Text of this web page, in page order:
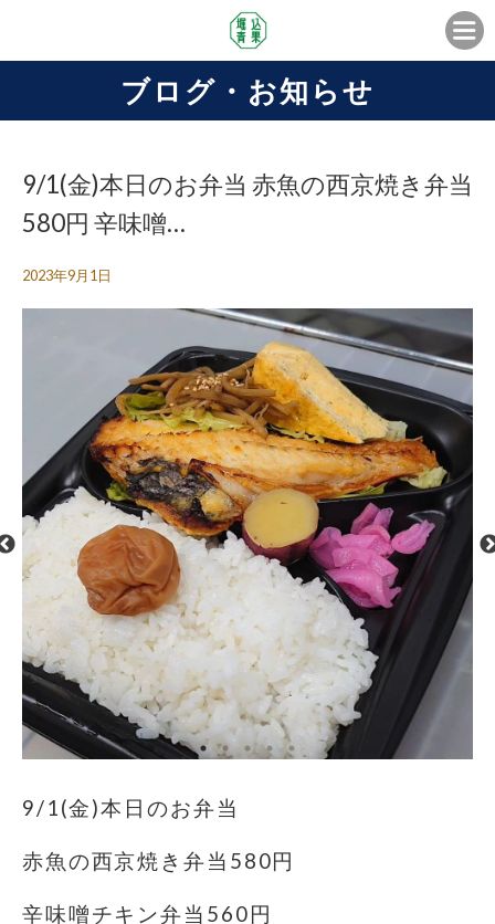
ブログ・お知らせ
9/1(金)本日のお弁当 赤魚の西京焼き弁当
580円 辛味噌…
2023年9月1日
9/1(金)本日のお弁当
赤魚の西京焼き弁当580円
辛味噌チキン弁当560円